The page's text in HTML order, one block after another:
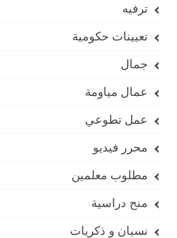
ترفيه
تعيينات حكومية
جمال
عمال مياومة
عمل تطوعي
محرر فيديو
مطلوب معلمين
منح دراسية
نسيان و ذكريات